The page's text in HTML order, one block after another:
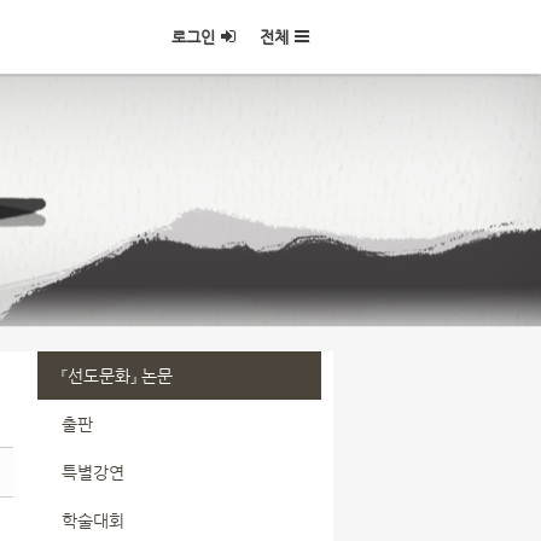
로그인 전체
『선도문화』 논문
출판
특별강연
학술대회